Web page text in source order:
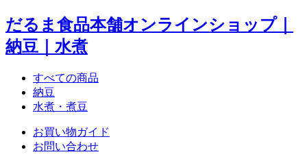
だるま食品本舗オンラインショップ｜
納豆｜水煮
すべての商品
納豆
水煮・煮豆
お買い物ガイド
お問い合わせ